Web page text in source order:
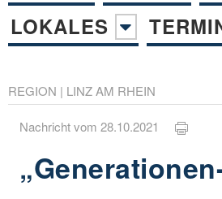
LOKALES
REGION | LINZ AM RHEIN
Nachricht vom 28.10.2021